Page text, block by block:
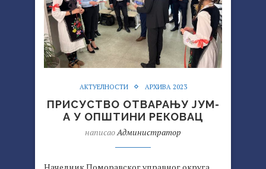
АКТУЕЛНОСТИ АРХИВА 2023
ПРИСУСТВО ОТВАРАЊУ ЈУМ-
А У ОПШТИНИ РЕКОВАЦ
написао Администратор